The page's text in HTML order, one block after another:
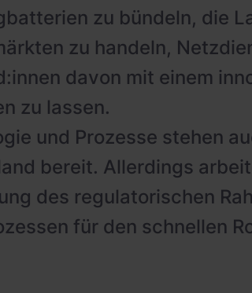
zu bündeln, die
zu handeln,
davon mit einem
zu lassen.
und Prozesse stehen
bereit. Allerdings
des regulatorischen
für den schnellen